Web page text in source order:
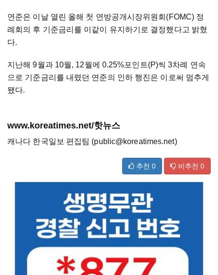
연준은 이날 열린 올해 첫 연방공개시장위원회(FOMC) 정
례회의 후 기준금리를 이같이 유지하기로 결정했다고 밝혔
다.
지난해 9월과 10월, 12월에 0.25%포인트(P)씩 3차례 연속
으로 기준금리를 내렸던 연준의 인하 행진은 이로써 멈추게
됐다.
www.koreatimes.net/핫뉴스
캐나다 한국일보 편집팀 (public@koreatimes.net)
추천 0 비추천 0